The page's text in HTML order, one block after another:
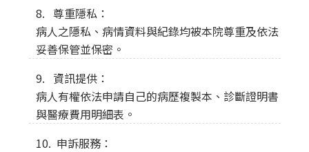
8. 尊重隱私：
病人之隱私、病情資料與紀錄均被本院尊重及依法
妥善保管並保密。
9. 資訊提供：
病人有權依法申請自己的病歷複製本、診斷證明書
與醫療費用明細表。
10. 申訴服務：